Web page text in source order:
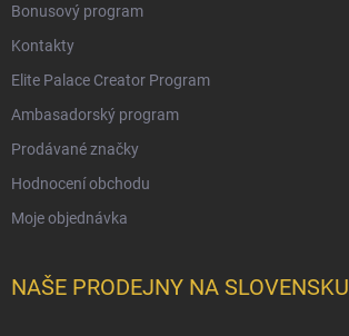
Bonusový program
Kontakty
Elite Palace Creator Program
Ambasadorský program
Prodávané značky
Hodnocení obchodu
Moje objednávka
NAŠE PRODEJNY NA SLOVENSKU